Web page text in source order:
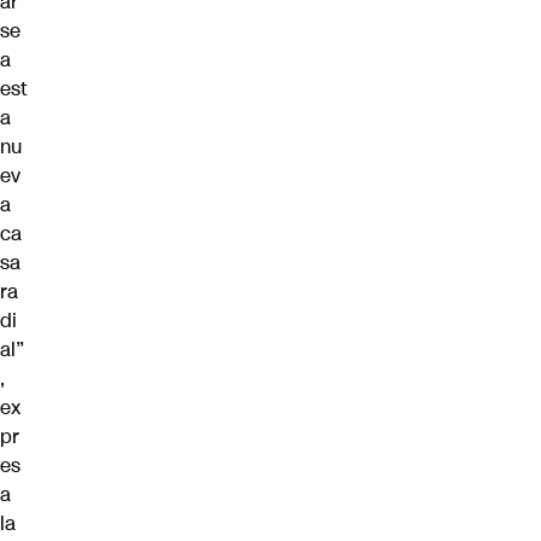
se
a
est
a
nu
ev
a
ca
sa
ra
di
al”
,
ex
pr
es
a
la